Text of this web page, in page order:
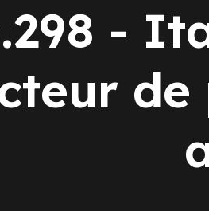
Google Ads
Rapports Meta Ads
-
de